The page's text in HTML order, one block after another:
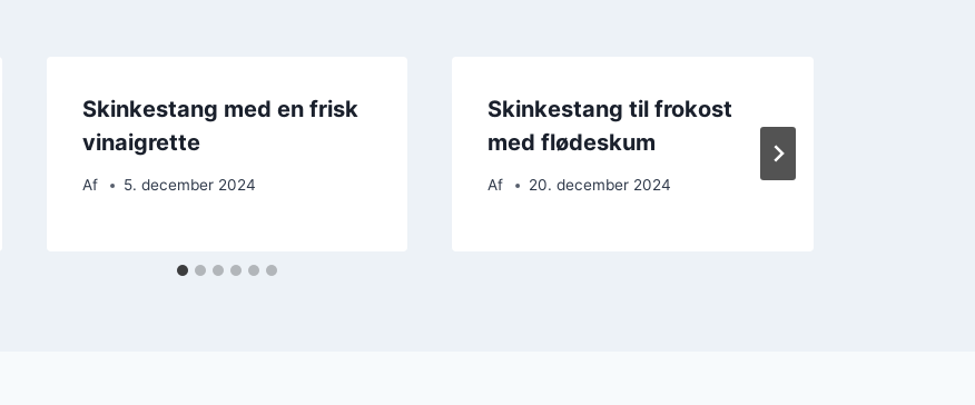
Skinkestang med en frisk
vinaigrette
Af 5. december 2024
Skinkestang til frokost
med flødeskum
Af 20. december 2024